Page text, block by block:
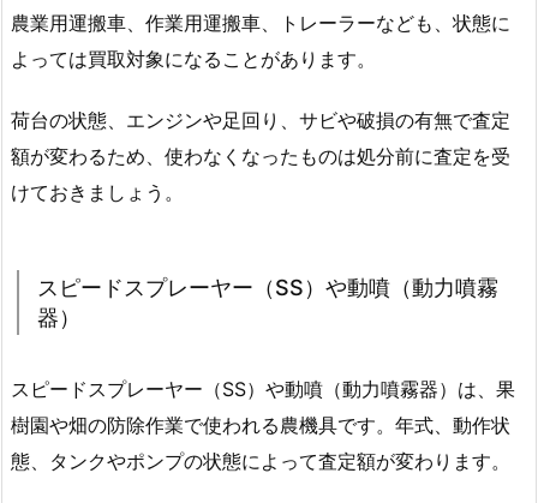
農業用運搬車、作業用運搬車、トレーラーなども、状態に
よっては買取対象になることがあります。
荷台の状態、エンジンや足回り、サビや破損の有無で査定
額が変わるため、使わなくなったものは処分前に査定を受
けておきましょう。
スピードスプレーヤー（SS）や動噴（動力噴霧
器）
スピードスプレーヤー（SS）や動噴（動力噴霧器）は、果
樹園や畑の防除作業で使われる農機具です。年式、動作状
態、タンクやポンプの状態によって査定額が変わります。